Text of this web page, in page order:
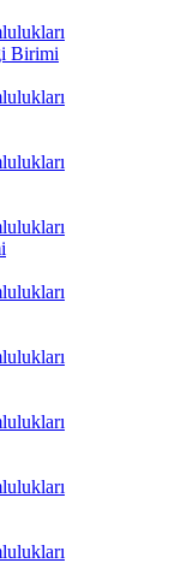
Birimi